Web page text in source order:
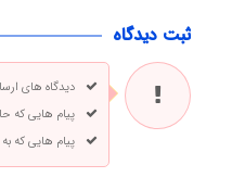
ثبت دیدگاه
دیدگاه های
پیام هایی که
پیام هایی که